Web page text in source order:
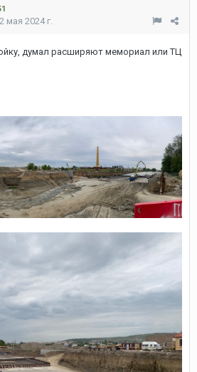
мая 2024 г.
думал расширяют мемориал или ТЦ